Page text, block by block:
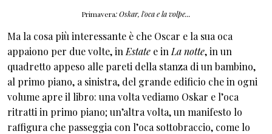
Primavera: Oskar, l'oca e la volpe...
Ma la cosa più interessante è che Oscar e la sua oca
appaiono per due volte, in Estate e in La notte, in un
quadretto appeso alle pareti della stanza di un bambino,
al primo piano, a sinistra, del grande edificio che in ogni
volume apre il libro: una volta vediamo Oskar e l’oca
ritratti in primo piano; un’altra volta, un manifesto lo
raffigura che passeggia con l’oca sottobraccio, come lo